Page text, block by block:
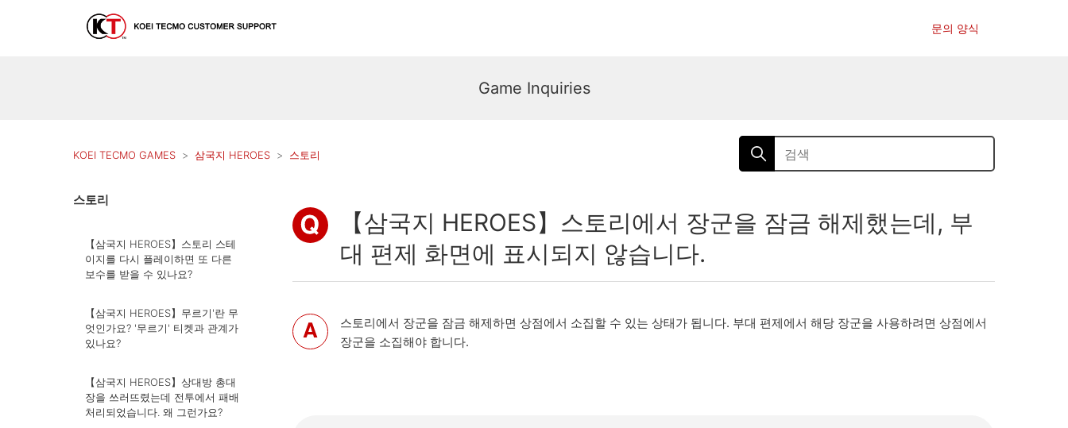
문의 양식
Game Inquiries
KOEI TECMO GAMES 삼국지 HEROES 스토리
스토리
【삼국지 HEROES】스토리 스테
이지를 다시 플레이하면 또 다른
보수를 받을 수 있나요?
【삼국지 HEROES】무르기'란 무
엇인가요? '무르기' 티켓과 관계가
있나요?
【삼국지 HEROES】상대방 총대
장을 쓰러뜨렸는데 전투에서 패배
처리되었습니다. 왜 그런가요?
【삼국지 HEROES】스토리에서 장군을 잠금 해제했는데, 부
대 편제 화면에 표시되지 않습니다.
스토리에서 장군을 잠금 해제하면 상점에서 소집할 수 있는 상태가 됩니다. 부대 편제에서 해당 장군을 사용하려면 상점에서
장군을 소집해야 합니다.